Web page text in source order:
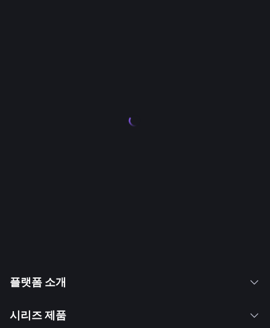
플랫폼 소개
시리즈 제품